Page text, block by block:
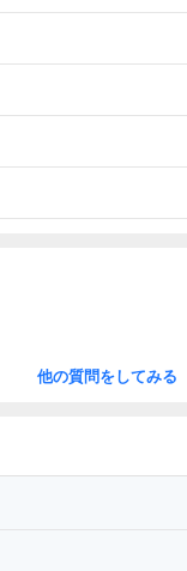
他の質問をしてみる